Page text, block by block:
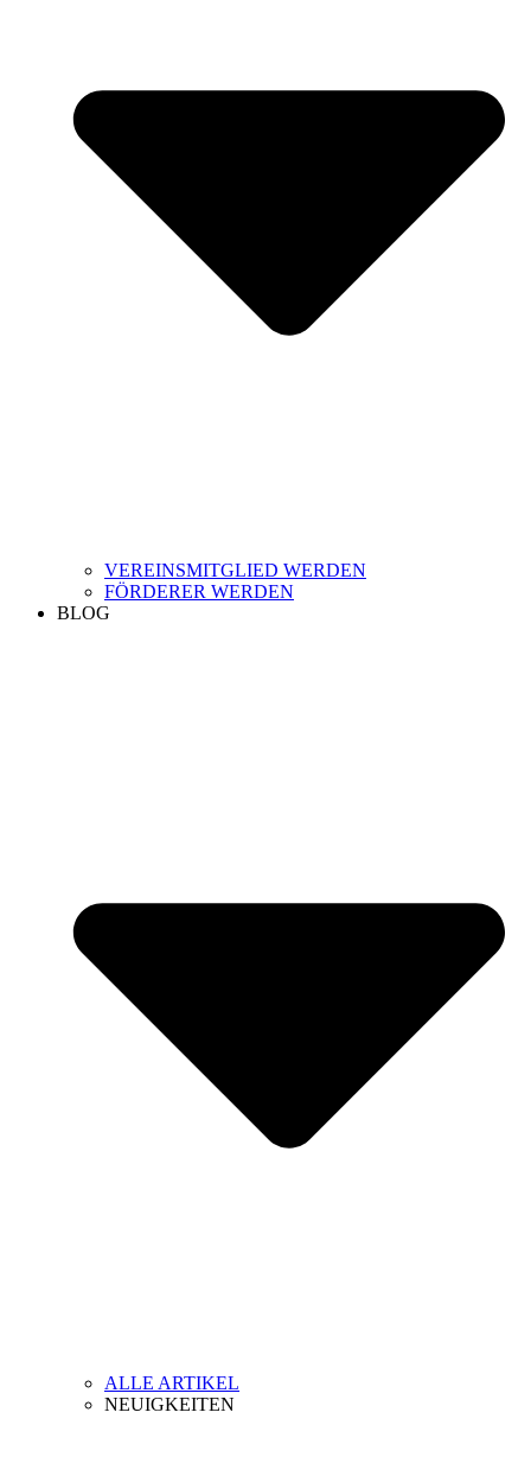
VEREINSMITGLIED WERDEN
FÖRDERER WERDEN
BLOG
ALLE ARTIKEL
NEUIGKEITEN